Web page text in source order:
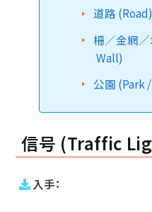
道路 (Road)
柵／金網
Wall)
公園 (Park
信号 (Traffic
入手：